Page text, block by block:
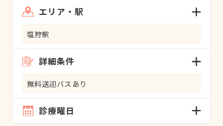
エリア・駅
塩狩駅
詳細条件
無料送迎バスあり
診療曜日